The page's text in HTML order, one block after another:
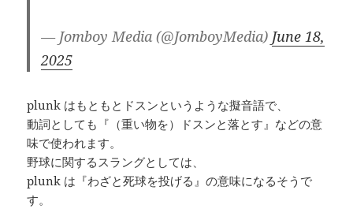
— Jomboy Media (@JomboyMedia) June 18,
2025
plunk はもともとドスンというような擬音語で、
動詞としても『（重い物を）ドスンと落とす』などの意
味で使われます。
野球に関するスラングとしては、
plunk は『わざと死球を投げる』の意味になるそうで
す。